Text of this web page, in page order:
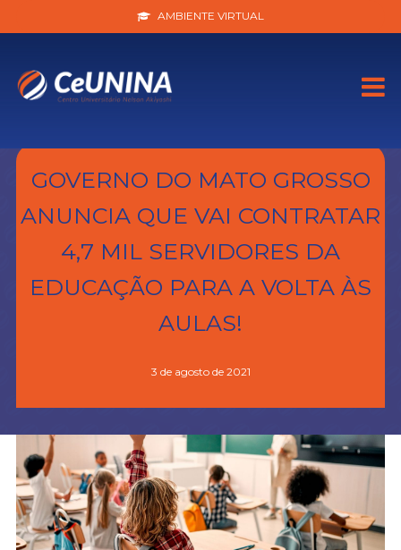
AMBIENTE VIRTUAL
GOVERNO DO MATO GROSSO
ANUNCIA QUE VAI CONTRATAR
4,7 MIL SERVIDORES DA
EDUCAÇÃO PARA A VOLTA ÀS
AULAS!
3 de agosto de 2021